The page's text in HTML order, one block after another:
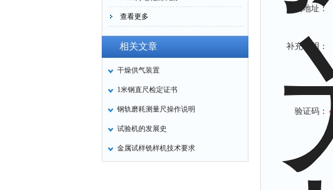
查看更多
相关文章
干燥供气装置
1米钢直尺检定证书
钢轨磨耗测量尺操作说明
试验机的发展史
金属试样铣样机技术要求
详细地址：
补充说明：
验证码：